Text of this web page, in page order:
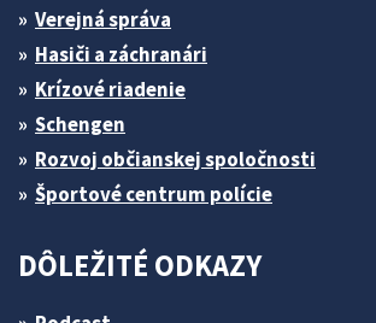
Verejná správa
Hasiči a záchranári
Krízové riadenie
Schengen
Rozvoj občianskej spoločnosti
Športové centrum polície
DÔLEŽITÉ ODKAZY